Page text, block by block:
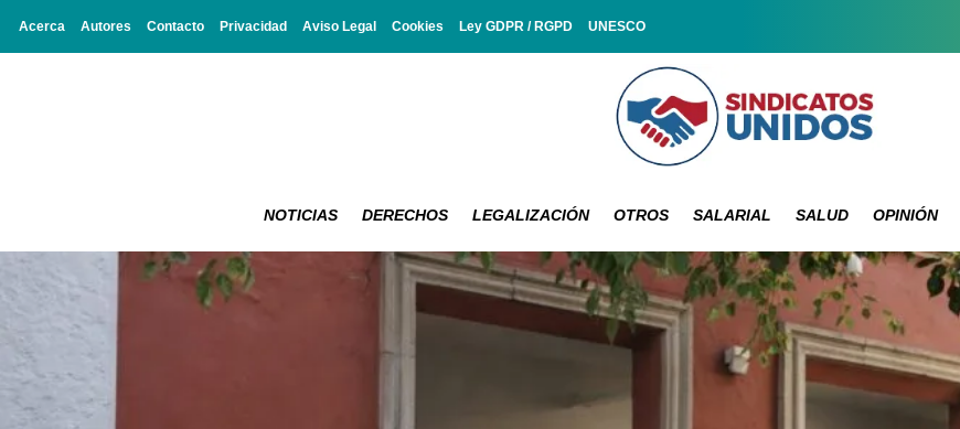
Acerca Autores Contacto Privacidad Aviso Legal Cookies Ley GDPR / RGPD UNESCO
NOTICIAS DERECHOS LEGALIZACIÓN OTROS SALARIAL SALUD OPINIÓN